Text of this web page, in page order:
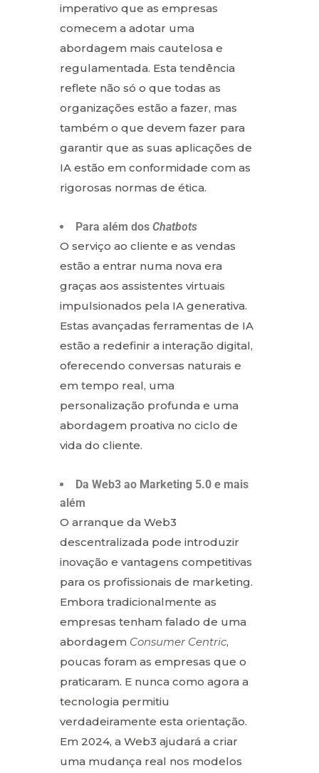
imperativo que as empresas
comecem a adotar uma
abordagem mais cautelosa e
regulamentada. Esta tendência
reflete não só o que todas as
organizações estão a fazer, mas
também o que devem fazer para
garantir que as suas aplicações de
IA estão em conformidade com as
rigorosas normas de ética.
Para além dos Chatbots
O serviço ao cliente e as vendas
estão a entrar numa nova era
graças aos assistentes virtuais
impulsionados pela IA generativa.
Estas avançadas ferramentas de IA
estão a redefinir a interação digital,
oferecendo conversas naturais e
em tempo real, uma
personalização profunda e uma
abordagem proativa no ciclo de
vida do cliente.
Da Web3 ao Marketing 5.0 e mais
além
O arranque da Web3
descentralizada pode introduzir
inovação e vantagens competitivas
para os profissionais de marketing.
Embora tradicionalmente as
empresas tenham falado de uma
abordagem Consumer Centric,
poucas foram as empresas que o
praticaram. E nunca como agora a
tecnologia permitiu
verdadeiramente esta orientação.
Em 2024, a Web3 ajudará a criar
uma mudança real nos modelos